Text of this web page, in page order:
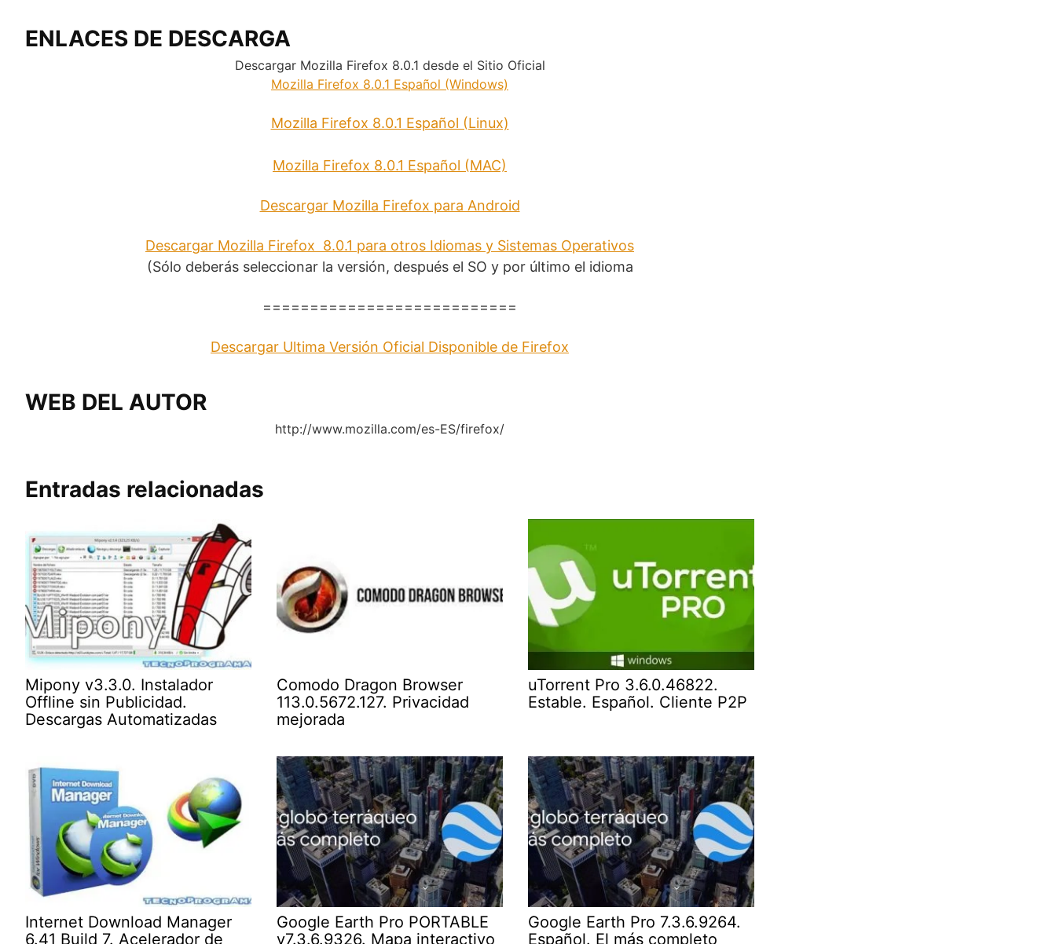
ENLACES DE DESCARGA
Descargar Mozilla Firefox 8.0.1 desde el Sitio Oficial
Mozilla Firefox 8.0.1 Español (Windows)
Mozilla Firefox 8.0.1 Español (Linux)
Mozilla Firefox 8.0.1 Español (MAC)
Descargar Mozilla Firefox para Android
Descargar Mozilla Firefox 8.0.1 para otros Idiomas y Sistemas Operativos
(Sólo deberás seleccionar la versión, después el SO y por último el idioma
===========================
Descargar Ultima Versión Oficial Disponible de Firefox
WEB DEL AUTOR
http://www.mozilla.com/es-ES/firefox/
Entradas relacionadas
Mipony v3.3.0. Instalador
Offline sin Publicidad.
Descargas Automatizadas
Comodo Dragon Browser
113.0.5672.127. Privacidad
mejorada
uTorrent Pro 3.6.0.46822.
Estable. Español. Cliente P2P
Internet Download Manager
6.41 Build 7. Acelerador de
Google Earth Pro PORTABLE
v7.3.6.9326. Mapa interactivo
Google Earth Pro 7.3.6.9264.
Español. El más completo